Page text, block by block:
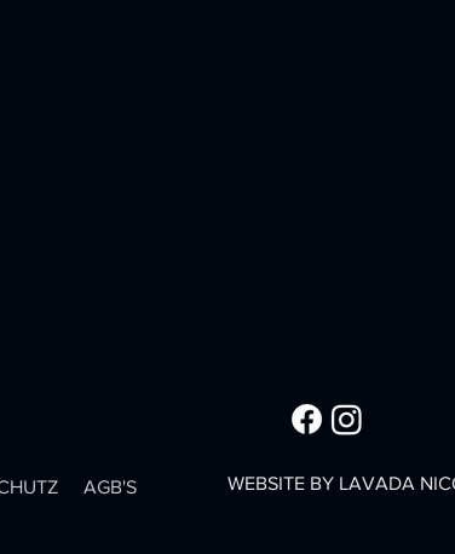
AGB'S WEBSITE BY LAVADA